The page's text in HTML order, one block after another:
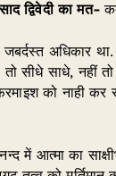
द्विवेदी का मत-
जबर्दस्त अधिकार
सीधे साधे, नहीं
को नाही कर
में आत्मा का